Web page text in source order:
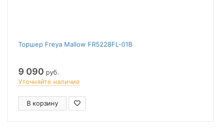
Торшер Freya Mallow FR5228FL-01B
9 090 руб.
Уточняйте наличие
В корзину